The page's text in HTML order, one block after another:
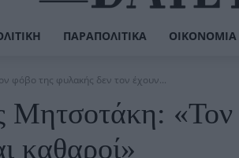
ΠΑΡΑΠΟΛΙΤΙΚΆ ΟΙΚΟΝΟΜΊΑ
φόβο της φυλακής δεν τον έχουν...
Μητσοτάκη:
καθαροί»